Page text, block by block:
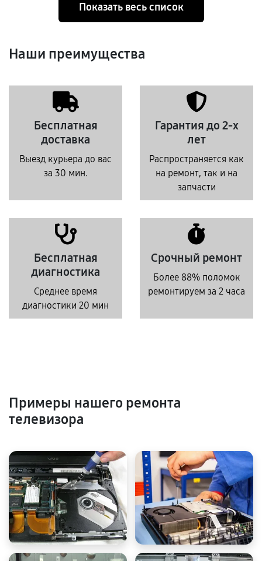
Показать весь список
Наши преимущества
Бесплатная
доставка
Выезд курьера до вас
за 30 мин.
Гарантия до 2-х
лет
Распространяется как
на ремонт, так и на
запчасти
Бесплатная
диагностика
Среднее время
диагностики 20 мин
Срочный ремонт
Более 88% поломок
ремонтируем за 2 часа
Примеры нашего ремонта
телевизора